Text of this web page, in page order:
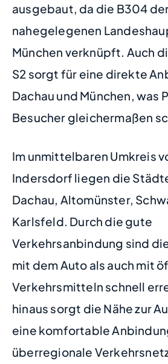
ausgebaut, da die B304
nahegelegenen
München verknüpft. Auch
S2 sorgt für eine direkte
Dachau und München, was
Besucher gleichermaßen
Im unmittelbaren Umkreis
Indersdorf liegen die
Dachau, Altomünster,
Karlsfeld. Durch die gute
Verkehrsanbindung sind
mit dem Auto als auch mit
Verkehrsmitteln schnell
hinaus sorgt die Nähe zur
eine komfortable
überregionale